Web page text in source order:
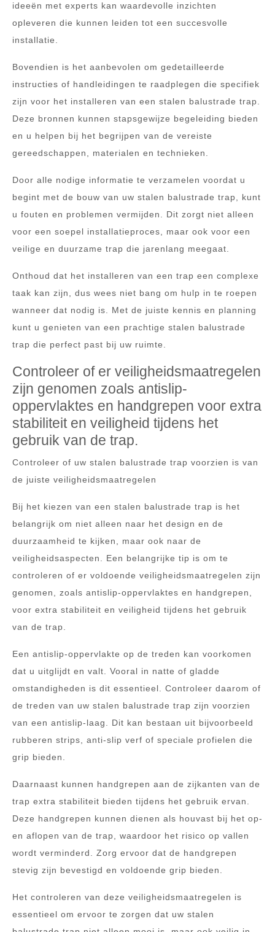
ideeën met experts kan waardevolle inzichten
opleveren die kunnen leiden tot een succesvolle
installatie.
Bovendien is het aanbevolen om gedetailleerde
instructies of handleidingen te raadplegen die specifiek
zijn voor het installeren van een stalen balustrade trap.
Deze bronnen kunnen stapsgewijze begeleiding bieden
en u helpen bij het begrijpen van de vereiste
gereedschappen, materialen en technieken.
Door alle nodige informatie te verzamelen voordat u
begint met de bouw van uw stalen balustrade trap, kunt
u fouten en problemen vermijden. Dit zorgt niet alleen
voor een soepel installatieproces, maar ook voor een
veilige en duurzame trap die jarenlang meegaat.
Onthoud dat het installeren van een trap een complexe
taak kan zijn, dus wees niet bang om hulp in te roepen
wanneer dat nodig is. Met de juiste kennis en planning
kunt u genieten van een prachtige stalen balustrade
trap die perfect past bij uw ruimte.
Controleer of er veiligheidsmaatregelen
zijn genomen zoals antislip-
oppervlaktes en handgrepen voor extra
stabiliteit en veiligheid tijdens het
gebruik van de trap.
Controleer of uw stalen balustrade trap voorzien is van
de juiste veiligheidsmaatregelen
Bij het kiezen van een stalen balustrade trap is het
belangrijk om niet alleen naar het design en de
duurzaamheid te kijken, maar ook naar de
veiligheidsaspecten. Een belangrijke tip is om te
controleren of er voldoende veiligheidsmaatregelen zijn
genomen, zoals antislip-oppervlaktes en handgrepen,
voor extra stabiliteit en veiligheid tijdens het gebruik
van de trap.
Een antislip-oppervlakte op de treden kan voorkomen
dat u uitglijdt en valt. Vooral in natte of gladde
omstandigheden is dit essentieel. Controleer daarom of
de treden van uw stalen balustrade trap zijn voorzien
van een antislip-laag. Dit kan bestaan uit bijvoorbeeld
rubberen strips, anti-slip verf of speciale profielen die
grip bieden.
Daarnaast kunnen handgrepen aan de zijkanten van de
trap extra stabiliteit bieden tijdens het gebruik ervan.
Deze handgrepen kunnen dienen als houvast bij het op-
en aflopen van de trap, waardoor het risico op vallen
wordt verminderd. Zorg ervoor dat de handgrepen
stevig zijn bevestigd en voldoende grip bieden.
Het controleren van deze veiligheidsmaatregelen is
essentieel om ervoor te zorgen dat uw stalen